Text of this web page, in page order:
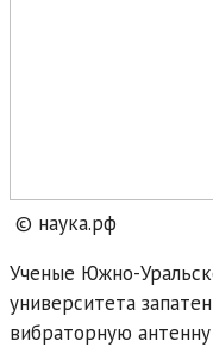
© наука.рф
Ученые Южно-
университета
вибраторную